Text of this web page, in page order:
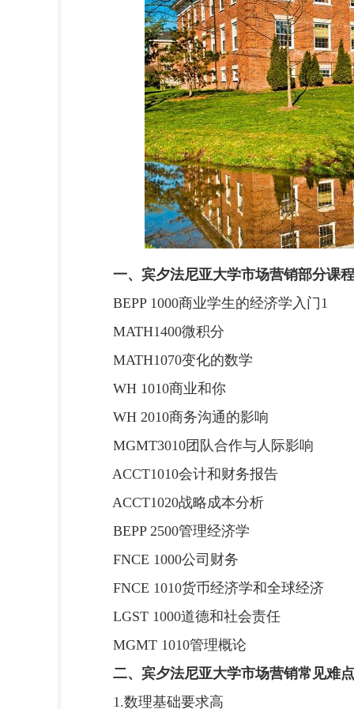
一、宾夕法尼亚大学市场营销部分课程
BEPP 1000商业学生的经济学入门1
MATH1400微积分
MATH1070变化的数学
WH 1010商业和你
WH 2010商务沟通的影响
MGMT3010团队合作与人际影响
ACCT1010会计和财务报告
ACCT1020战略成本分析
BEPP 2500管理经济学
FNCE 1000公司财务
FNCE 1010货币经济学和全球经济
LGST 1000道德和社会责任
MGMT 1010管理概论
二、宾夕法尼亚大学市场营销常见难点
1.数理基础要求高